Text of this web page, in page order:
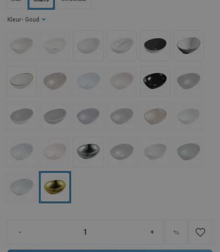
Kleur - Goud
- + favorite_border